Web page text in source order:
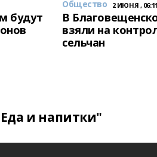
будут
Общество 2 ИЮНЯ , 06:11
В
взяли на
сельчан
и напитки"